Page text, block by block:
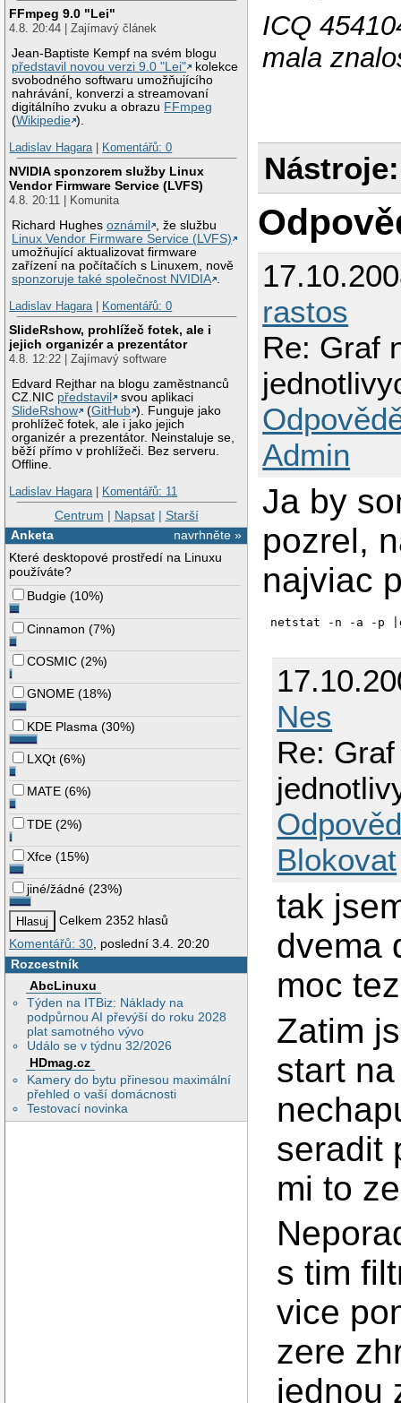
FFmpeg 9.0 "Lei"
4.8. 20:44 | Zajímavý článek
Jean-Baptiste Kempf na svém blogu
představil novou verzi 9.0 "Lei"
kolekce
svobodného softwaru umožňujícího
nahrávání, konverzi a streamovaní
digitálního zvuku a obrazu FFmpeg
(Wikipedie ).
Ladislav Hagara| Komentářů: 0
NVIDIA sponzorem služby Linux
Vendor Firmware Service (LVFS)
4.8. 20:11 | Komunita
Richard Hughesoznámil
, že službu
Linux Vendor Firmware Service (LVFS)
umožňující aktualizovat firmware
zařízení na počítačích s Linuxem, nově
sponzoruje také společnost NVIDIA .
Ladislav Hagara| Komentářů: 0
SlideRshow, prohlížeč fotek, ale i
jejich organizér a prezentátor
4.8. 12:22 | Zajímavý software
Edvard Rejthar na blogu zaměstnanců
CZ.NIC představil
svou aplikaci
SlideRshow
(GitHub ). Funguje jako
prohlížeč fotek, ale i jako jejich
organizér a prezentátor. Neinstaluje se,
běží přímo v prohlížeči. Bez serveru.
Offline.
Ladislav Hagara| Komentářů: 11
Centrum | Napsat| Starší
navrhněte »
Anketa
Které desktopové prostředí na Linuxu
používáte?
Budgie (10%)
Cinnamon (7%)
COSMIC (2%)
GNOME (18%)
KDE Plasma (30%)
LXQt (6%)
MATE (6%)
TDE (2%)
Xfce (15%)
jiné/žádné (23%)
Celkem 2352 hlasů
Komentářů: 30 , poslední 3.4. 20:20
Rozcestník
AbcLinuxu
Týden na ITBiz: Náklady na
podpůrnou AI převýší do roku 2028
plat samotného vývo
Událo se v týdnu 32/2026
HDmag.cz
Kamery do bytu přinesou maximální
přehled o vaší domácnosti
Testovací novinka
ICQ
mala
Nástroje:
rastos
Re: Graf
Admin
Ja by
pozrel,
najviac
netstat -n -a -p
Nes
Re:
Blokovat
tak
dvema
moc
Zatim
start
seradit
mi to
s tim
vice
zere
jednou